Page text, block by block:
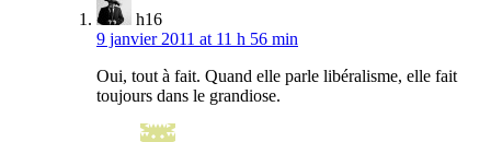
h16
9 janvier 2011 at 11 h 56 min
Oui, tout à fait. Quand elle parle libéralisme, elle fait
toujours dans le grandiose.